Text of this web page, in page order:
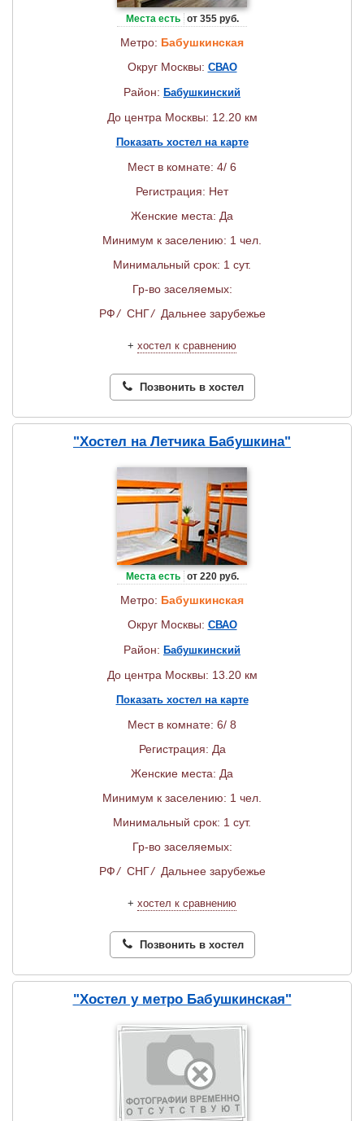
Места есть от 355 руб.
Метро: Бабушкинская
Округ Москвы: СВАО
Район: Бабушкинский
До центра Москвы: 12.20 км
Показать хостел на карте
Мест в комнате: 4/ 6
Регистрация: Нет
Женские места: Да
Минимум к заселению: 1 чел.
Минимальный срок: 1 сут.
Гр-во заселяемых:
РФ/ СНГ/ Дальнее зарубежье
+ хостел к сравнению
Позвонить в хостел
"Хостел на Летчика Бабушкина"
Места есть от 220 руб.
Метро: Бабушкинская
Округ Москвы: СВАО
Район: Бабушкинский
До центра Москвы: 13.20 км
Показать хостел на карте
Мест в комнате: 6/ 8
Регистрация: Да
Женские места: Да
Минимум к заселению: 1 чел.
Минимальный срок: 1 сут.
Гр-во заселяемых:
РФ/ СНГ/ Дальнее зарубежье
+ хостел к сравнению
Позвонить в хостел
"Хостел у метро Бабушкинская"